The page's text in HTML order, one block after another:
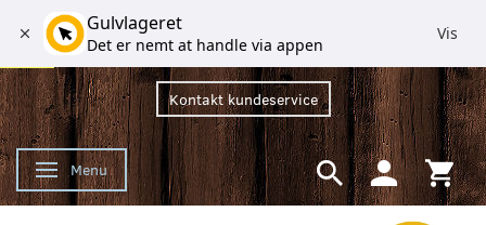
Kontakt kundeservice
Skifte navigation
Menu
Gulvlageret
Det er nemt at handle via appen
Vis